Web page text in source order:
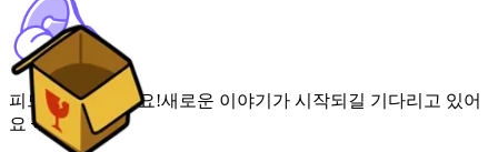
피드가 비어있어요!새로운 이야기가 시작되길 기다리고 있어
요 🌟